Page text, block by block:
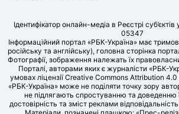
Ідентифікатор онлайн-медіа в Реєстрі
05347
Інформаційний портал «РБК-Україна» має
російську та англійську), головна сторінка
Фотографії, зображення належать їх
Порталі, авторами яких є журналісти «РБК-
умовах ліцензії Creative Commons Attribution
«РБК-Україна» може не поділяти точку зору
не підлягають спростуванню та доведенню
достовірність та зміст реклами